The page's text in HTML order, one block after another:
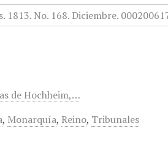
de Hochheim,…
, Monarquía, Reino, Tribunales